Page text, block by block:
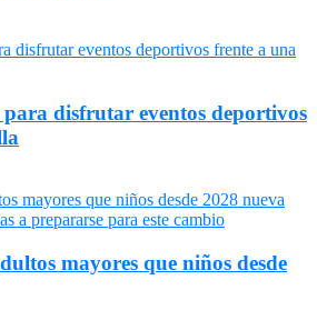
disfrutar eventos deportivos
mayores que niños desde